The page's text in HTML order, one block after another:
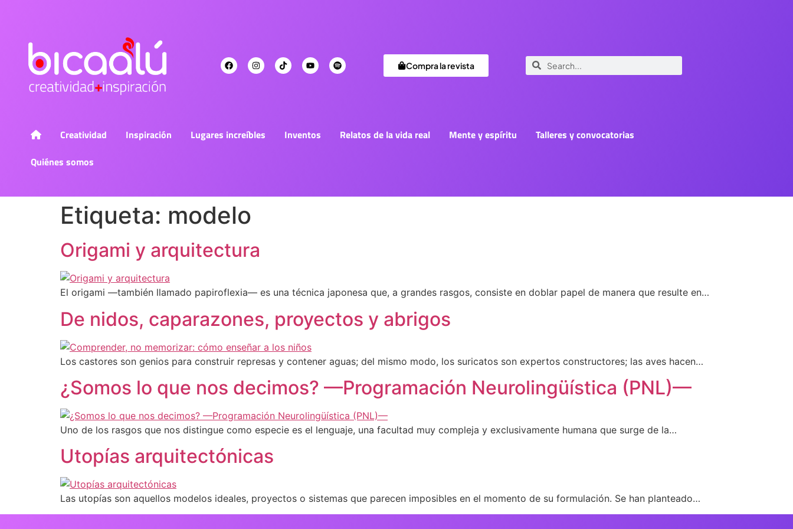
Compra la revista
Creatividad Inspiración Lugares increíbles Inventos Relatos de la vida real Mente y espíritu
Talleres y convocatorias
Quiénes somos
Etiqueta: modelo
Origami y arquitectura
El origami —también llamado papiroflexia— es una técnica japonesa que, a grandes rasgos, consiste en doblar papel de manera que resulte en…
De nidos, caparazones, proyectos y abrigos
Los castores son genios para construir represas y contener aguas; del mismo modo, los suricatos son expertos constructores; las aves hacen…
¿Somos lo que nos decimos? —Programación Neurolingüística (PNL)—
Uno de los rasgos que nos distingue como especie es el lenguaje, una facultad muy compleja y exclusivamente humana que surge de la…
Utopías arquitectónicas
Las utopías son aquellos modelos ideales, proyectos o sistemas que parecen imposibles en el momento de su formulación. Se han planteado…